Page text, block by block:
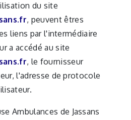
du site
, peuvent êtres
liens par l'intermédiaire
a accédé au site
, le fournisseur
l'adresse de protocole
Ambulances de Jassans